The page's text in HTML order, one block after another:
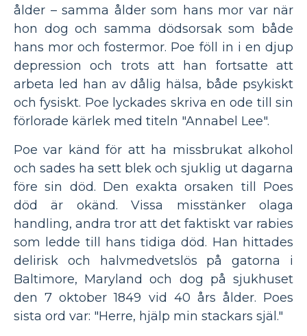
ålder – samma ålder som hans mor var när
hon dog och samma dödsorsak som både
hans mor och fostermor. Poe föll in i en djup
depression och trots att han fortsatte att
arbeta led han av dålig hälsa, både psykiskt
och fysiskt. Poe lyckades skriva en ode till sin
förlorade kärlek med titeln "Annabel Lee".
Poe var känd för att ha missbrukat alkohol
och sades ha sett blek och sjuklig ut dagarna
före sin död. Den exakta orsaken till Poes
död är okänd. Vissa misstänker olaga
handling, andra tror att det faktiskt var rabies
som ledde till hans tidiga död. Han hittades
delirisk och halvmedvetslös på gatorna i
Baltimore, Maryland och dog på sjukhuset
den 7 oktober 1849 vid 40 års ålder. Poes
sista ord var: "Herre, hjälp min stackars själ."